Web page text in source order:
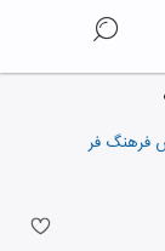
فرهنگ فر